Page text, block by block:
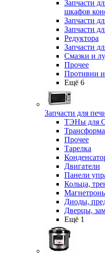
Запчасти
шкафов
Запчасти
Запчасти
Редуктора
Запчасти
Смазки и
Прочее
Противни и
Ещё 6
Запчасти для
ТЭНы для
Прочее
Тарелка
Двигатели
Панели
Кольца,
Диоды,
Дверцы,
Ещё 1